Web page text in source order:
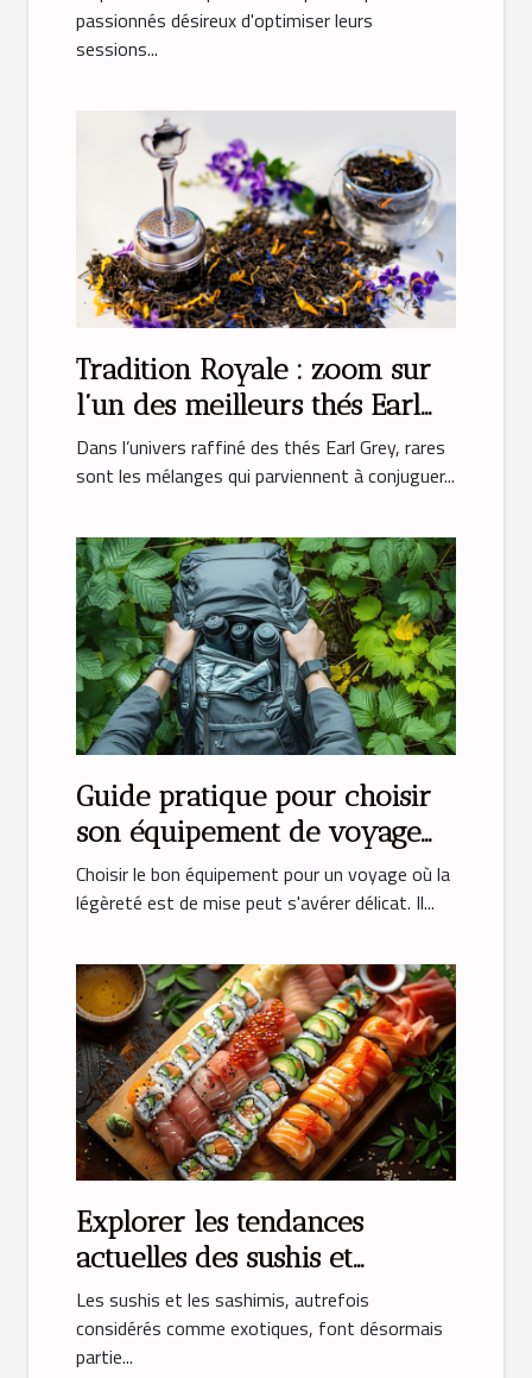
passionnés désireux d'optimiser leurs
sessions...
Tradition Royale : zoom sur
l’un des meilleurs thés Earl
Grey
Dans l’univers raffiné des thés Earl Grey, rares
sont les mélanges qui parviennent à conjuguer...
Guide pratique pour choisir
son équipement de voyage
léger
Choisir le bon équipement pour un voyage où la
légèreté est de mise peut s'avérer délicat. Il...
Explorer les tendances
actuelles des sushis et
sashimis
Les sushis et les sashimis, autrefois
considérés comme exotiques, font désormais
partie...